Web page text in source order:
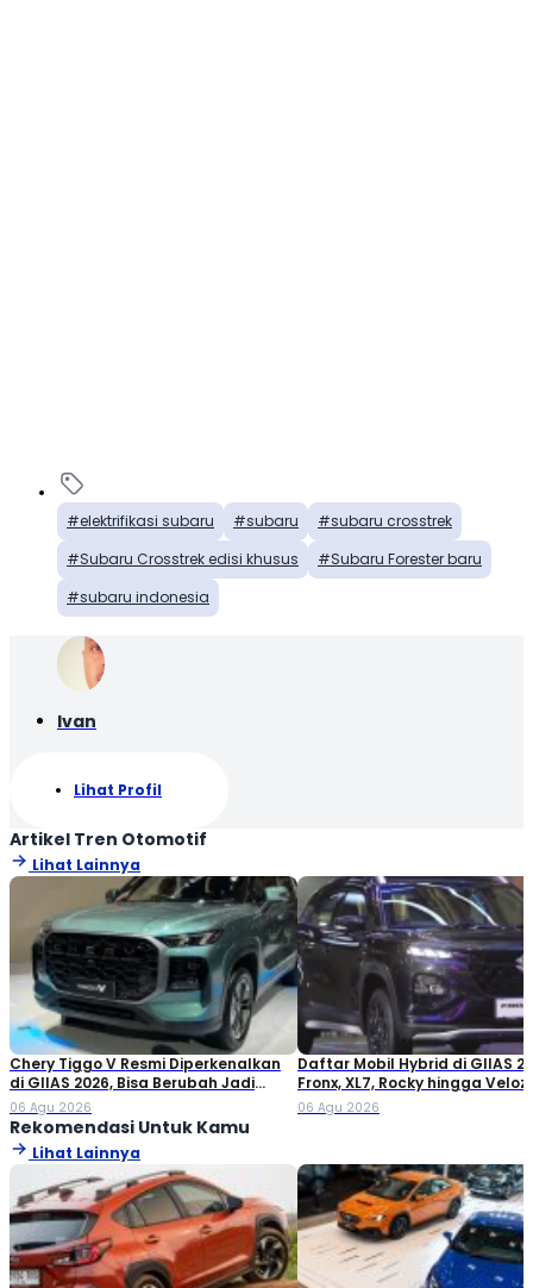
elektrifikasi subaru subaru
subaru crosstrek
Subaru Crosstrek edisi khusus
Subaru Forester baru
subaru indonesia
Ivan
Lihat Profil
Artikel Tren Otomotif
Lihat Lainnya
Chery Tiggo V Resmi Diperkenalkan
di GIIAS 2026, Bisa Berubah Jadi
Double Cabin
06 Agu 2026
Daftar Mobil Hybrid di GIIAS
Fronx, XL7, Rocky hingga Veloz!
06 Agu 2026
Rekomendasi Untuk Kamu
Lihat Lainnya